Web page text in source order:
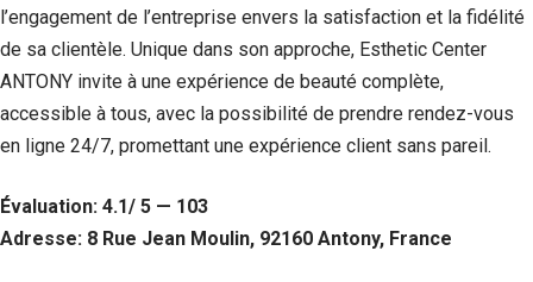
l’engagement de l’entreprise envers la satisfaction et la fidélité
de sa clientèle. Unique dans son approche, Esthetic Center
ANTONY invite à une expérience de beauté complète,
accessible à tous, avec la possibilité de prendre rendez-vous
en ligne 24/7, promettant une expérience client sans pareil.
Évaluation: 4.1/ 5 — 103
Adresse: 8 Rue Jean Moulin, 92160 Antony, France